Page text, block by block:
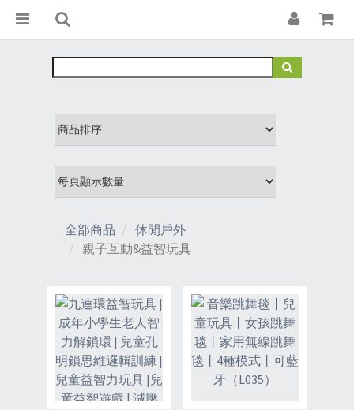
全部商品
休閒戶外
親子互動&益智玩具